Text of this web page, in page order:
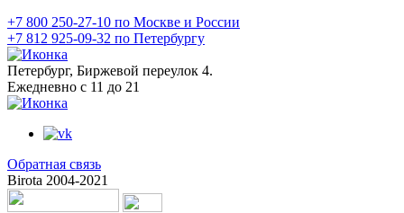
+7 800 250-27-10 по Москве и России
+7 812 925-09-32 по Петербургу
Петербург, Биржевой переулок 4.
Ежедневно с 11 до 21
Обратная связь
Birota 2004-2021